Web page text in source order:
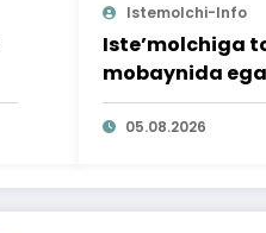
Istemolchi-Info
Iste’molchiga
mobaynida
ta’minlab
05.08.2026